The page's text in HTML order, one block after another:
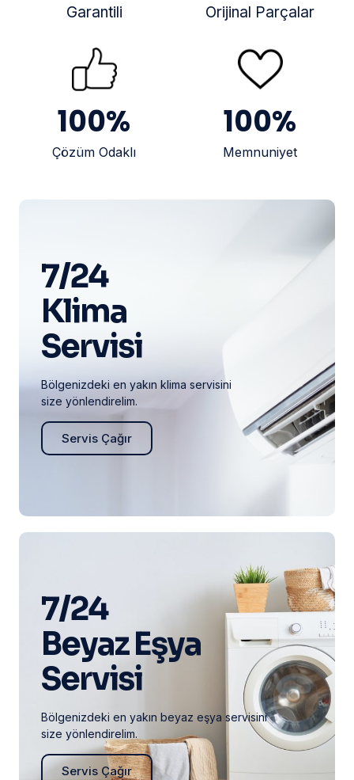
Garantili Orijinal Parçalar
100%
Çözüm Odaklı
100%
Memnuniyet
7/24
Klima
Servisi
Bölgenizdeki en yakın klima servisini
size yönlendirelim.
Servis Çağır
7/24
Beyaz Eşya
Servisi
Bölgenizdeki en yakın beyaz eşya servisini
size yönlendirelim.
Servis Çağır